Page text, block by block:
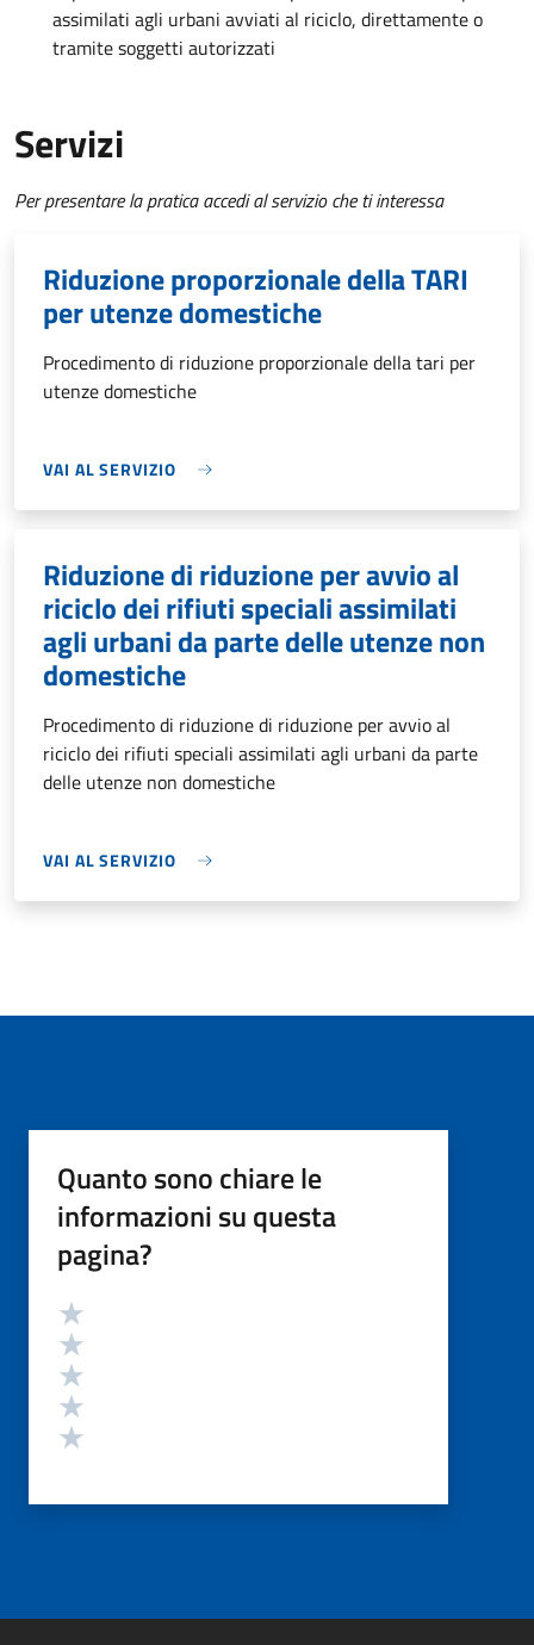
assimilati agli urbani avviati al riciclo, direttamente o
tramite soggetti autorizzati
Servizi
Per presentare la pratica accedi al servizio che ti interessa
Riduzione proporzionale della TARI
per utenze domestiche
Procedimento di riduzione proporzionale della tari per
utenze domestiche
VAI AL SERVIZIO
Riduzione di riduzione per avvio al
riciclo dei rifiuti speciali assimilati
agli urbani da parte delle utenze non
domestiche
Procedimento di riduzione di riduzione per avvio al
riciclo dei rifiuti speciali assimilati agli urbani da parte
delle utenze non domestiche
VAI AL SERVIZIO
Quanto sono chiare le
informazioni su questa
pagina?
Valutazione